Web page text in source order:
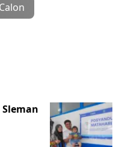
Calon